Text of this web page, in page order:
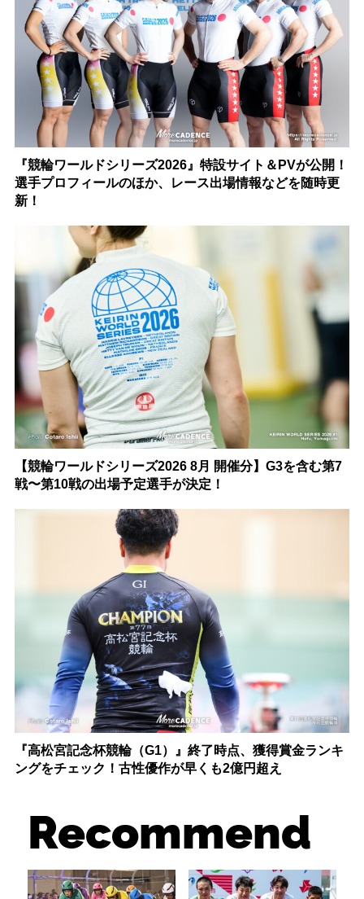
『競輪ワールドシリーズ2026』特設サイト＆PVが公開！
選手プロフィールのほか、レース出場情報などを随時更
新！
【競輪ワールドシリーズ2026 8月 開催分】G3を含む第7
戦〜第10戦の出場予定選手が決定！
『高松宮記念杯競輪（G1）』終了時点、獲得賞金ランキ
ングをチェック！古性優作が早くも2億円超え
Recommend